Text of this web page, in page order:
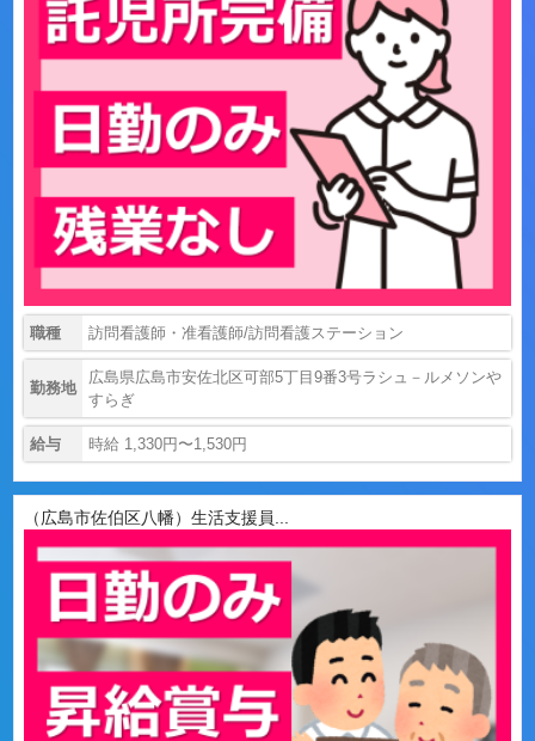
職種 訪問看護師・准看護師/訪問看護ステーション
勤務地
広島県広島市安佐北区可部5丁目9番3号ラシュ－ルメソンや
すらぎ
給与 時給 1,330円〜1,530円
（広島市佐伯区八幡）生活支援員...